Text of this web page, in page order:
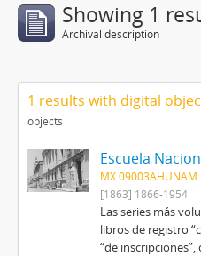
Showing 1
Archival description
1 results with digital
objects
Escuela
MX 09003AHUNAM
[1863] 1866-1954
Las series más
libros de registro
“de